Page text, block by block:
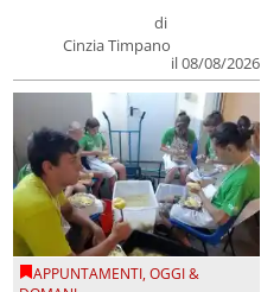
di
Cinzia Timpano
il 08/08/2026
APPUNTAMENTI,OGGI &